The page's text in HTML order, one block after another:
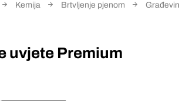
Kemija Brtvljenje pjenom
uvjete Premium